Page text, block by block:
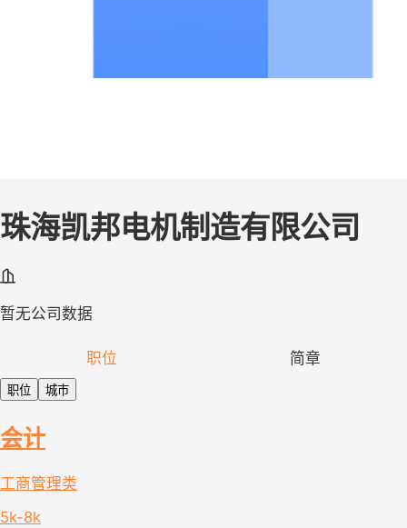
珠海凯邦电机制造有限公司
暂无公司数据
职位 简章
职位 城市
会计
工商管理类
5k-8k